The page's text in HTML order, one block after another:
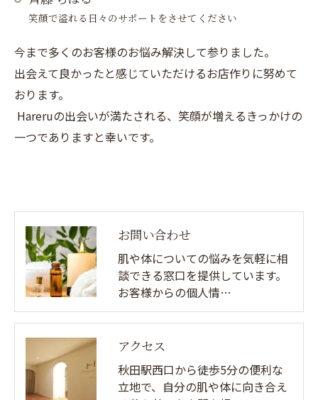
笑顔で溢れる日々のサポートをさせてください
今まで多くのお客様のお悩み解決して参りました。
出会えて良かったと感じていただけるお店作りに努めて
おります。
Hareruの出会いが満たされる、笑顔が増えるきっかけの
一つでありますと幸いです。
お問い合わせ
肌や体についての悩みを気軽に相
談できる窓口を提供しています。
お客様からの個人情…
アクセス
秋田駅西口から徒歩5分の便利な
立地で、自分の肌や体に向き合え